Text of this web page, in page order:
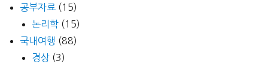
공부자료 (15)
논리학 (15)
국내여행 (88)
경상 (3)